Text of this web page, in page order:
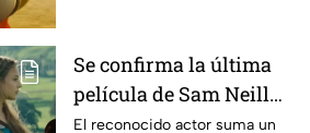
Se confirma la última
película de Sam Neill
antes de morir: esto es
El reconocido actor suma un